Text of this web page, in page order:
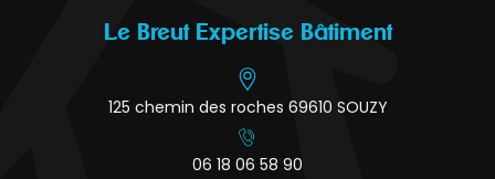
Le Breut Expertise Bâtiment
125 chemin des roches 69610 SOUZY
06 18 06 58 90